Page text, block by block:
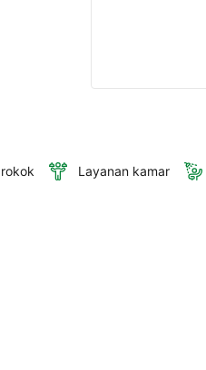
Layanan kamar